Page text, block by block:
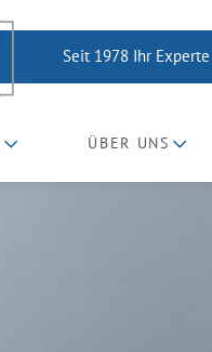
Seit 1978 Ihr
ÜBER UNS